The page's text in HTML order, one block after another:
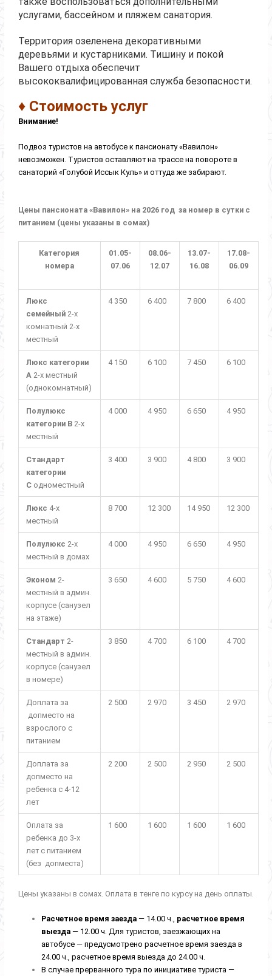
услугами, бассейном и пляжем санатория.
Территория озеленена декоративными
деревьями и кустарниками. Тишину и покой
Вашего отдыха обеспечит
высококвалифицированная служба безопасности.
♦ Стоимость услуг
Внимание!
Подвоз туристов на автобусе к пансионату «Вавилон»
невозможен. Туристов оставляют на трассе на повороте в
санаторий «Голубой Иссык Куль» и оттуда же забирают.
Цены пансионата «Вавилон» на 2026 год за номер в сутки с
питанием (цены указаны в сомах)
Категория
номера
01.05-
07.06
08.06-
12.07
13.07-
16.08
17.08-
06.09
Люкс
семейный 2-х
комнатный 2-х
местный
4 350 6 400 7 800 6 400
Люкс категории
А 2-х местный
(однокомнатный)
4 150 6 100 7 450 6 100
Полулюкс
категории В 2-х
местный
4 000 4 950 6 650 4 950
Стандарт
категории
С одноместный
3 400 3 900 4 800 3 900
Люкс 4-х
местный
8 700 12 300 14 950 12 300
Полулюкс 2-х
местный в домах
4 000 4 950 6 650 4 950
Эконом 2-
местный в админ.
корпусе (санузел
на этаже)
3 650 4 600 5 750 4 600
Стандарт 2-
местный в админ.
корпусе (санузел
в номере)
3 850 4 700 6 100 4 700
Доплата за
допместо на
взрослого с
питанием
2 500 2 970 3 450 2 970
Доплата за
допместо на
ребенка с 4-12
лет
2 200 2 500 2 950 2 500
Оплата за
ребенка до 3-х
лет с питанием
(без допместа)
1 600 1 600 1 600 1 600
Цены указаны в сомах. Оплата в тенге по курсу на день оплаты.
Расчетное время заезда — 14.00 ч., расчетное время
выезда— 12.00 ч. Для туристов, заезжающих на
автобусе — предусмотрено расчетное время заезда в
24.00 ч., расчетное время выезда до 24.00 ч.
В случае прерванного тура по инициативе туриста —